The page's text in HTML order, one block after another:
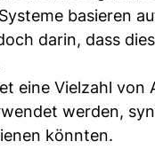
basieren
darin, dass
eine Vielzahl
werden,
könnten.